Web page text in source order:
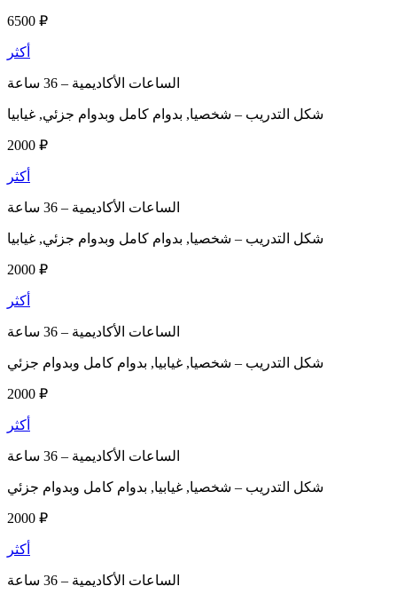
6500 ₽
أكثر
الساعات الأكاديمية –
شكل التدريب – شخصيا, بدوام كامل وبدوام جزئي, غيابيا
2000 ₽
أكثر
الساعات الأكاديمية –
شكل التدريب – شخصيا, بدوام كامل وبدوام جزئي, غيابيا
2000 ₽
أكثر
الساعات الأكاديمية –
شكل التدريب – شخصيا, غيابيا, بدوام كامل وبدوام جزئي
2000 ₽
أكثر
الساعات الأكاديمية –
شكل التدريب – شخصيا, غيابيا, بدوام كامل وبدوام جزئي
2000 ₽
أكثر
الساعات الأكاديمية –